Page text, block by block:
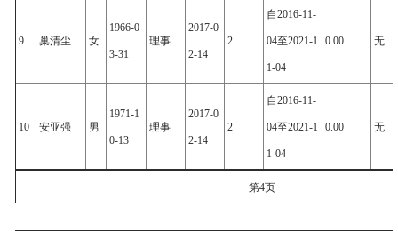
9 巢清尘 女
1966-0
3-31
理事
2017-0
2-14
2
自2016-11-
04至2021-1
1-04
0.00 无
10 安亚强 男
1971-1
0-13
理事
2017-0
2-14
2
自2016-11-
04至2021-1
1-04
0.00 无
第4页